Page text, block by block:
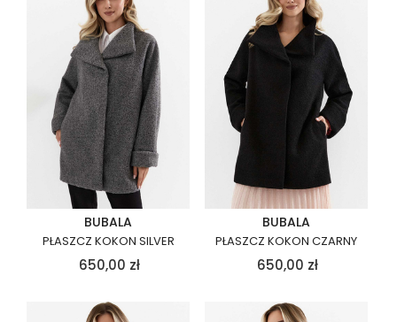
BUBALA
PŁASZCZ KOKON SILVER
650,00 zł
BUBALA
PŁASZCZ KOKON CZARNY
650,00 zł